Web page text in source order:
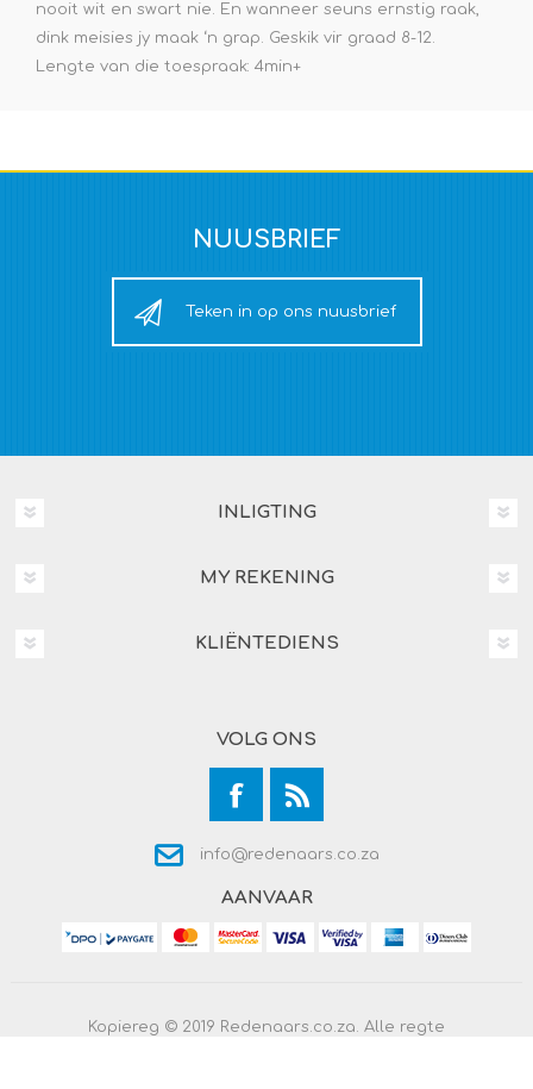
nooit wit en swart nie. En wanneer seuns ernstig raak,
dink meisies jy maak ‘n grap. Geskik vir graad 8-12.
Lengte van die toespraak: 4min+
NUUSBRIEF
Teken in op ons nuusbrief
INLIGTING
MY REKENING
KLIËNTEDIENS
VOLG ONS
info@redenaars.co.za
AANVAAR
Kopiereg © 2019 Redenaars.co.za. Alle regte